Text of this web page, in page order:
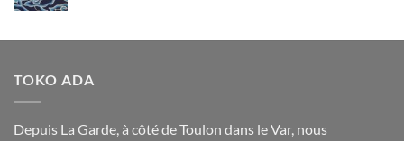
TOKO ADA
Depuis La Garde, à côté de Toulon dans le Var, nous